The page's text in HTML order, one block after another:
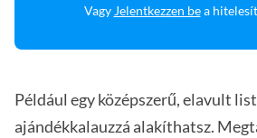
Vagy Jelentkezzen bea
Például egy középszerű, elavult
ajándékkalauzzá alakíthatsz.